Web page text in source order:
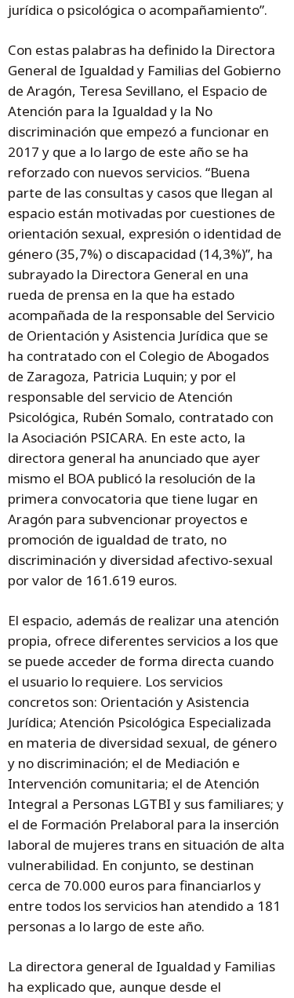
jurídica o psicológica o acompañamiento”.
Con estas palabras ha definido la Directora
General de Igualdad y Familias del Gobierno
de Aragón, Teresa Sevillano, el Espacio de
Atención para la Igualdad y la No
discriminación que empezó a funcionar en
2017 y que a lo largo de este año se ha
reforzado con nuevos servicios. “Buena
parte de las consultas y casos que llegan al
espacio están motivadas por cuestiones de
orientación sexual, expresión o identidad de
género (35,7%) o discapacidad (14,3%)”, ha
subrayado la Directora General en una
rueda de prensa en la que ha estado
acompañada de la responsable del Servicio
de Orientación y Asistencia Jurídica que se
ha contratado con el Colegio de Abogados
de Zaragoza, Patricia Luquin; y por el
responsable del servicio de Atención
Psicológica, Rubén Somalo, contratado con
la Asociación PSICARA. En este acto, la
directora general ha anunciado que ayer
mismo el BOA publicó la resolución de la
primera convocatoria que tiene lugar en
Aragón para subvencionar proyectos e
promoción de igualdad de trato, no
discriminación y diversidad afectivo-sexual
por valor de 161.619 euros.
El espacio, además de realizar una atención
propia, ofrece diferentes servicios a los que
se puede acceder de forma directa cuando
el usuario lo requiere. Los servicios
concretos son: Orientación y Asistencia
Jurídica; Atención Psicológica Especializada
en materia de diversidad sexual, de género
y no discriminación; el de Mediación e
Intervención comunitaria; el de Atención
Integral a Personas LGTBI y sus familiares; y
el de Formación Prelaboral para la inserción
laboral de mujeres trans en situación de alta
vulnerabilidad. En conjunto, se destinan
cerca de 70.000 euros para financiarlos y
entre todos los servicios han atendido a 181
personas a lo largo de este año.
La directora general de Igualdad y Familias
ha explicado que, aunque desde el